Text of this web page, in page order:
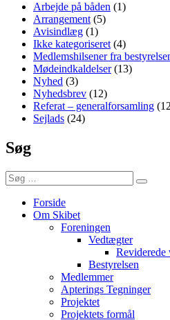
Arbejde på båden (1)
Arrangement(5)
Avisindlæg (1)
Ikke kategoriseret(4)
Medlemshilsener fra
Mødeindkaldelser(13)
Nyhed (3)
Nyhedsbrev (12)
Referat – generalforsamling
Sejlads (24)
Søg
Søg
efter:
Søg
Forside
Om Skibet
Foreningen
Vedtægter
Reviderede
Bestyrelsen
Medlemmer
Apterings Tegninger
Projektet
Projektets formål